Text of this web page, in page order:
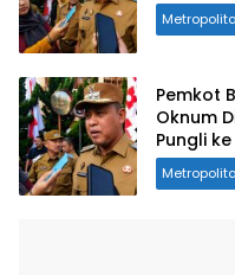
Pemkot
Oknum
Pungli